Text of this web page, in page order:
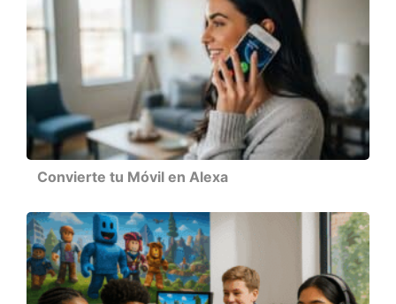
Convierte tu Móvil en Alexa